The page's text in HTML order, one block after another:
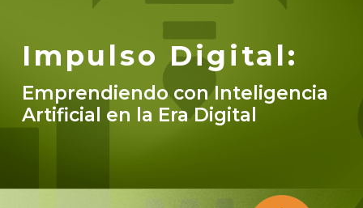
Impulso Digital:
Emprendiendo con Inteligencia
Artificial en la Era Digital